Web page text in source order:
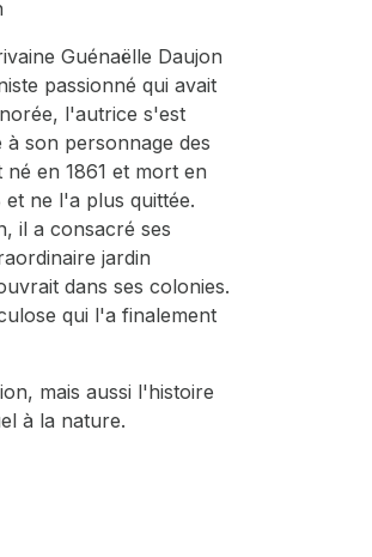
Guénaëlle Daujon
passionné qui avait
l'autrice s'est
son personnage des
né en 1861 et mort en
ne l'a plus quittée.
il a consacré ses
jardin
dans ses colonies.
qui l'a finalement
mais aussi l'histoire
à la nature.